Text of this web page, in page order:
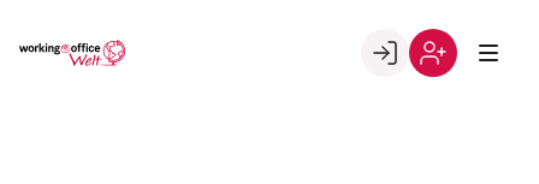
Go to landing page.